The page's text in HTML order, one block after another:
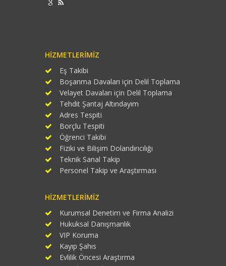
HIZMETLERIMIZ
Eş Takibi
Boşanma Davaları için Delil Toplama
Velayet Davaları için Delil Toplama
Tehdit Şantaj Altındayım
Adres Tespiti
Borçlu Tespiti
Öğrenci Takibi
Fiziki ve Bilişim Dolandırıcılığı
Teknik Sanal Takip
Personel Takip ve Araştırması
HIZMETLERIMIZ
Kurumsal Denetim ve Firma Analizi
Hukuksal Danışmanlık
VIP Koruma
Kayıp Şahıs
Evlilik Öncesi Araştırma